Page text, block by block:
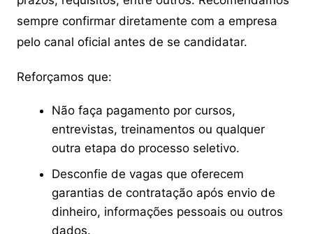
sempre confirmar diretamente com a empresa
pelo canal oficial antes de se candidatar.
Reforçamos que:
Não faça pagamento por cursos,
entrevistas, treinamentos ou qualquer
outra etapa do processo seletivo.
Desconfie de vagas que oferecem
garantias de contratação após envio de
dinheiro, informações pessoais ou outros
dados.